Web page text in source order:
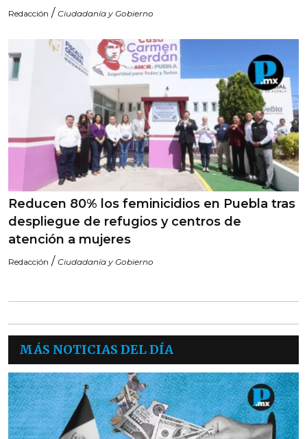
Redacción / Ciudadanía y Gobierno
Reducen 80% los feminicidios en Puebla tras
despliegue de refugios y centros de
atención a mujeres
Redacción / Ciudadanía y Gobierno
MÁS NOTICIAS DEL DÍA